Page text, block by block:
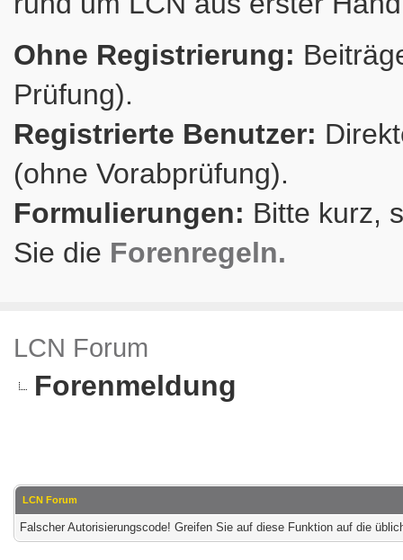
Ohne Registrierung:
Prüfung).
Registrierte Benutzer:
(ohne Vorabprüfung).
Formulierungen: Bitte kurz,
Sie die Forenregeln.
LCN Forum
Forenmeldung
LCN Forum
Falscher Autorisierungscode! Greifen Sie auf diese Funktion auf die